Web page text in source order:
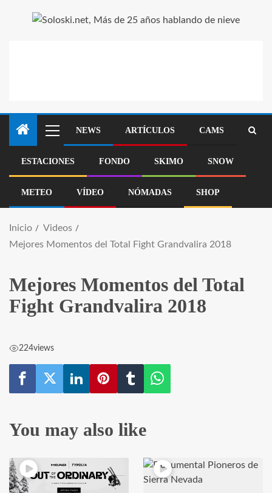
NEWS ARTÍCULOS CAMS
ESTACIONES FONDO SKIMO SNOW
METEO VÍDEO NÓMADAS SHOP
Inicio
Videos
Mejores Momentos del Total Fight Grandvalira 2018
Mejores Momentos del Total
Fight Grandvalira 2018
224views
You may also like